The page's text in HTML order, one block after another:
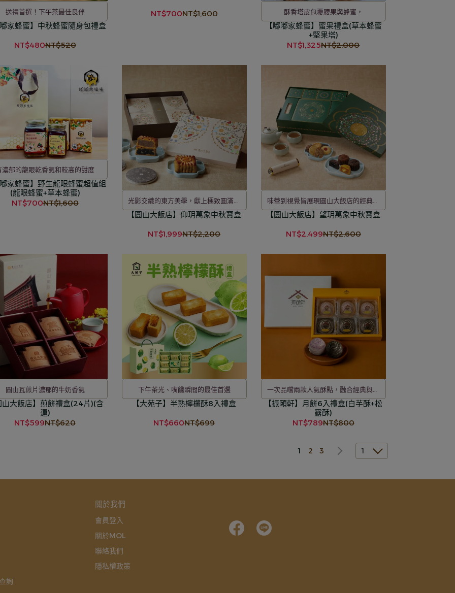
送禮首選！下午茶最佳良伴
家蜂蜜】中秋蜂蜜隨身包禮盒
NT$480NT$520
NT$700NT$1,600 酥香塔皮包覆腰果與蜂蜜，
【嘟嘟家蜂蜜】蜜果禮盒(草本蜂蜜
+堅果塔)
NT$1,325NT$2,000
濃郁的龍眼乾香氣和較高的甜度
家蜂蜜】野生龍眼蜂蜜超值組
(龍眼蜂蜜+草本蜂蜜)
NT$700NT$1,600
光影交織的東方美學，獻上極致圓滿的
中秋摯禮
【圓山大飯店】仰玥萬象中秋寶盒
NT$1,999NT$2,200
味蕾到視覺皆展現圓山大飯店的經典風
華
【圓山大飯店】望玥萬象中秋寶盒
NT$2,499NT$2,600
圓山瓦煎片濃郁的牛奶香氣
山大飯店】煎餅禮盒(24片)(含
運)
NT$599NT$620
下午茶光、嘴饞瞬間的最佳首選
【大苑子】半熟檸檬酥8入禮盒
NT$660NT$699
一次品嚐兩款人氣酥點，融合經典與創
新風味
【振頤軒】月餅6入禮盒(白芋酥+松
露酥)
NT$789NT$800
1 2 3 1
詢
關於我們
會員登入
關於MOL
聯絡我們
隱私權政策